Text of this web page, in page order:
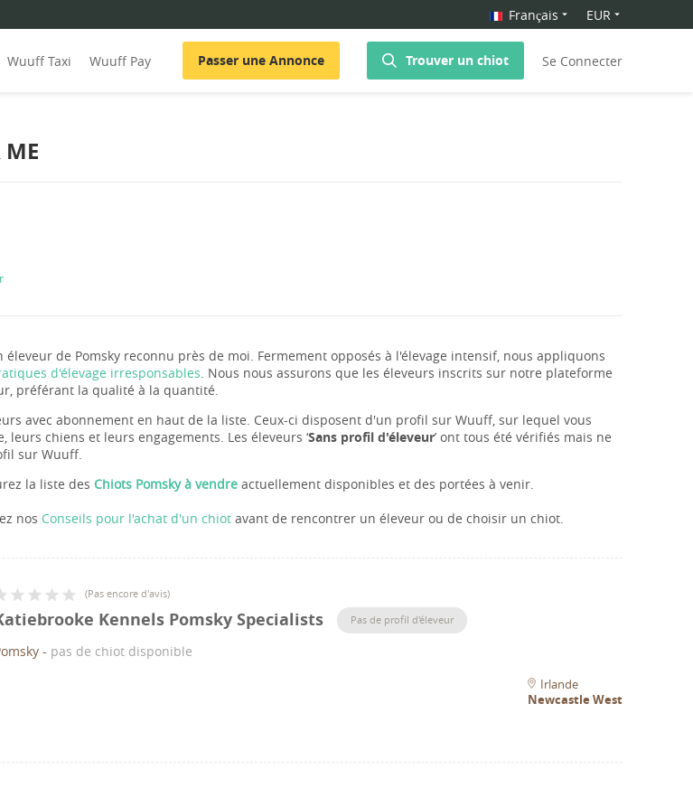
Français EUR
Wuuff Taxi Wuuff Pay Passer une Annonce Trouver un chiot Se Connecter
ME
de Pomsky reconnu près de moi. Fermement opposés à l'élevage intensif, nous appliquons
d'élevage irresponsables. Nous nous assurons que les éleveurs inscrits sur notre plateforme
préférant la qualité à la quantité.
avec abonnement en haut de la liste. Ceux-ci disposent d'un profil sur Wuuff, sur lequel vous
leurs chiens et leurs engagements. Les éleveurs ‘Sans profil d'éleveur’ ont tous été vérifiés mais ne
sur Wuuff.
la liste des Chiots Pomsky à vendre actuellement disponibles et des portées à venir.
nos Conseils pour l'achat d'un chiot avant de rencontrer un éleveur ou de choisir un chiot.
(Pas encore d'avis)
Kennels Pomsky Specialists Pas de profil d'éleveur
- pas de chiot disponible
Irlande
Newcastle West